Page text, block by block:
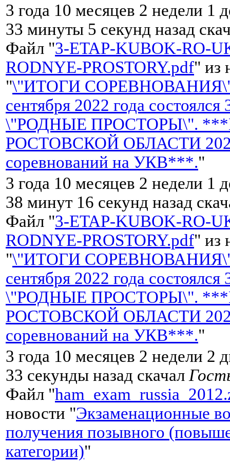
3 года 10 месяцев 2 недели 1
33 минуты 5 секунд назад
Файл "3-ETAP-KUBOK-RO-
RODNYE-PROSTORY.pdf" из
"\"ИТОГИ
сентября 2022 года
\"РОДНЫЕ ПРОСТОРЫ\".
РОСТОВСКОЙ ОБЛАСТИ
соревнований на УКВ***."
3 года 10 месяцев 2 недели 1
38 минут 16 секунд назад
Файл "3-ETAP-KUBOK-RO-
RODNYE-PROSTORY.pdf" из
"\"ИТОГИ
сентября 2022 года
\"РОДНЫЕ ПРОСТОРЫ\".
РОСТОВСКОЙ ОБЛАСТИ
соревнований на УКВ***."
3 года 10 месяцев 2 недели 2
33 секунды назад скачал
Файл "
новости "Экзаменационные
получения позывного
категории)"